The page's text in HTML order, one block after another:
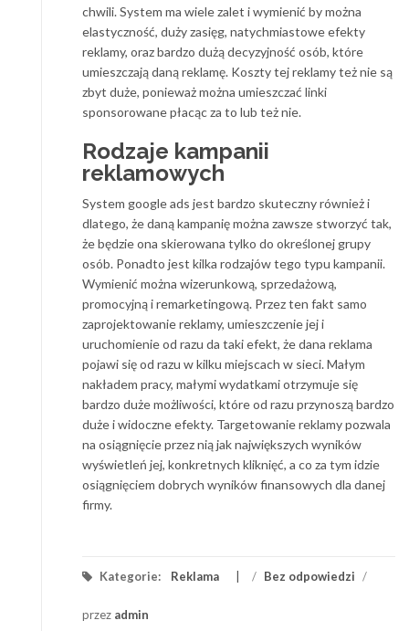
chwili. System ma wiele zalet i wymienić by można
elastyczność, duży zasięg, natychmiastowe efekty
reklamy, oraz bardzo dużą decyzyjność osób, które
umieszczają daną reklamę. Koszty tej reklamy też nie są
zbyt duże, ponieważ można umieszczać linki
sponsorowane płacąc za to lub też nie.
Rodzaje kampanii
reklamowych
System google ads jest bardzo skuteczny również i
dlatego, że daną kampanię można zawsze stworzyć tak,
że będzie ona skierowana tylko do określonej grupy
osób. Ponadto jest kilka rodzajów tego typu kampanii.
Wymienić można wizerunkową, sprzedażową,
promocyjną i remarketingową. Przez ten fakt samo
zaprojektowanie reklamy, umieszczenie jej i
uruchomienie od razu da taki efekt, że dana reklama
pojawi się od razu w kilku miejscach w sieci. Małym
nakładem pracy, małymi wydatkami otrzymuje się
bardzo duże możliwości, które od razu przynoszą bardzo
duże i widoczne efekty. Targetowanie reklamy pozwala
na osiągnięcie przez nią jak największych wyników
wyświetleń jej, konkretnych kliknięć, a co za tym idzie
osiągnięciem dobrych wyników finansowych dla danej
firmy.
Kategorie: Reklama / Bez odpowiedzi /
przez admin